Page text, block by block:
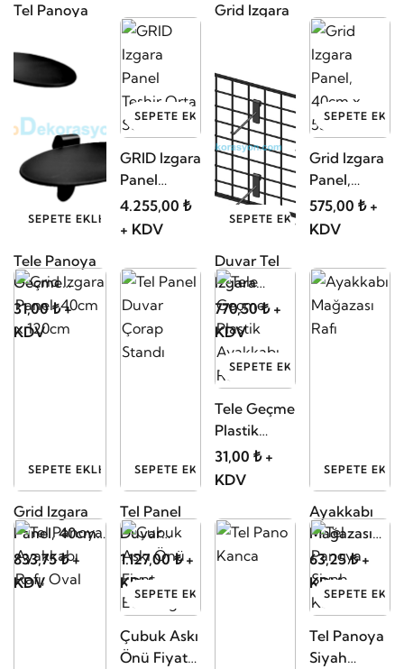
Tel Panoya
16,84 ₺ + KDV
Grid Izgara
+ KDV
SEPETE EKLE
Tele Panoya
Geçme
Plastik
Ayakkabı
31,00 ₺ +
KDV
SEPETE EKLE
GRID Izgara
Panel
Teşhir Orta
Standı
4.255,00 ₺
+ KDV
SEPETE EKLE
Duvar Tel
Izgara
Aksesuarlık
Standı,
40cm x
55cm
770,50 ₺ +
KDV
SEPETE EKLE
Grid Izgara
Panel,
40cm x
55cm
575,00 ₺ +
KDV
SEPETE EKLE
Grid Izgara
Panel, 40cm
x 120cm
833,75 ₺ +
KDV
SEPETE EKLE
Tel Panel
Duvar
Çorap
Standı
1.127,00 ₺ +
KDV
SEPETE EKLE
Tele Geçme
Plastik
Ayakkabı
Rafı
31,00 ₺ +
KDV
SEPETE EKLE
Ayakkabı
Mağazası
Rafı
63,25 ₺ +
KDV
SEPETE EKLE
Çubuk Askı
Önü Fiyat
SEPETE EKLE
Tel Panoya
Siyah